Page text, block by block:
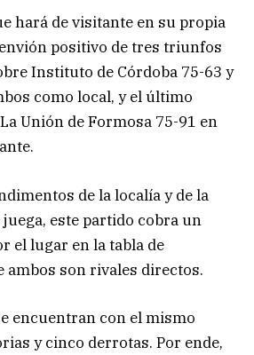
hará de visitante en su propia
positivo de tres triunfos
Instituto de Córdoba 75-63 y
como local, y el último
Unión de Formosa 75-91 en
de la localía y de la
juega, este partido cobra un
el lugar en la tabla de
ambos son rivales directos.
encuentran con el mismo
y cinco derrotas. Por ende,